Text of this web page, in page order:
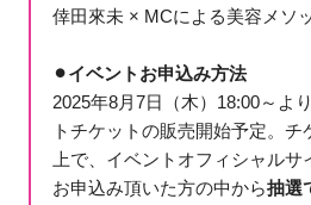
倖田來未 × MCによる美容メソ
⚫︎イベントお申込み方法
2025年8月7日（木）18:00～よ
トチケットの販売開始予定。チ
上で、イベントオフィシャルサ
お申込み頂いた方の中から抽選